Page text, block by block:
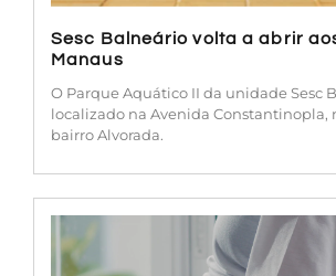
Sesc Balneário volta a abrir
Manaus
O Parque Aquático II da unidade Sesc
localizado na Avenida Constantinopla,
bairro Alvorada.